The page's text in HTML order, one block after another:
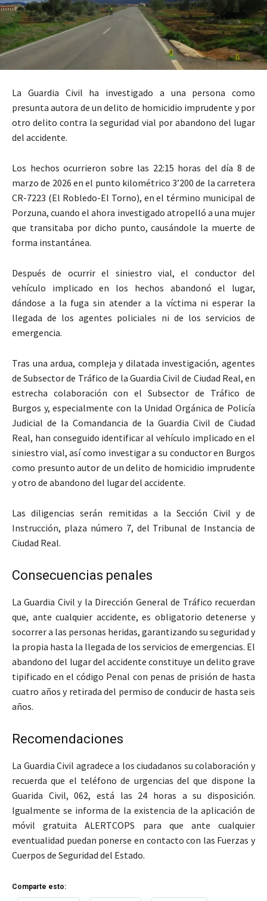
La Guardia Civil ha investigado a una persona como
presunta autora de un delito de homicidio imprudente y por
otro delito contra la seguridad vial por abandono del lugar
del accidente.
Los hechos ocurrieron sobre las 22:15 horas del día 8 de
marzo de 2026 en el punto kilométrico 3’200 de la carretera
CR-7223 (El Robledo-El Torno), en el término municipal de
Porzuna, cuando el ahora investigado atropelló a una mujer
que transitaba por dicho punto, causándole la muerte de
forma instantánea.
Después de ocurrir el siniestro vial, el conductor del
vehículo implicado en los hechos abandonó el lugar,
dándose a la fuga sin atender a la víctima ni esperar la
llegada de los agentes policiales ni de los servicios de
emergencia.
Tras una ardua, compleja y dilatada investigación, agentes
de Subsector de Tráfico de la Guardia Civil de Ciudad Real, en
estrecha colaboración con el Subsector de Tráfico de
Burgos y, especialmente con la Unidad Orgánica de Policía
Judicial de la Comandancia de la Guardia Civil de Ciudad
Real, han conseguido identificar al vehículo implicado en el
siniestro vial, así como investigar a su conductor en Burgos
como presunto autor de un delito de homicidio imprudente
y otro de abandono del lugar del accidente.
Las diligencias serán remitidas a la Sección Civil y de
Instrucción, plaza número 7, del Tribunal de Instancia de
Ciudad Real.
Consecuencias penales
La Guardia Civil y la Dirección General de Tráfico recuerdan
que, ante cualquier accidente, es obligatorio detenerse y
socorrer a las personas heridas, garantizando su seguridad y
la propia hasta la llegada de los servicios de emergencias. El
abandono del lugar del accidente constituye un delito grave
tipificado en el código Penal con penas de prisión de hasta
cuatro años y retirada del permiso de conducir de hasta seis
años.
Recomendaciones
La Guardia Civil agradece a los ciudadanos su colaboración y
recuerda que el teléfono de urgencias del que dispone la
Guarida Civil, 062, está las 24 horas a su disposición.
Igualmente se informa de la existencia de la aplicación de
móvil gratuita ALERTCOPS para que ante cualquier
eventualidad puedan ponerse en contacto con las Fuerzas y
Cuerpos de Seguridad del Estado.
Comparte esto: